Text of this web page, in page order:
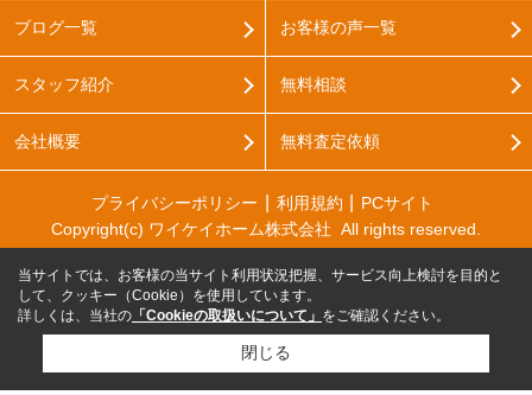
ブログ一覧
スタッフ紹介
会社概要
お客様の声一覧
無料相談
無料査定依頼
プライバシーポリシー 利用規約
PCサイト
Copyright(c) ワイケイホーム株式会社 All rights reserved.
当サイトでは、お客様の当サイト利用状況把握、サービス向上検討を目的と
して、クッキー（Cookie）を使用しています。
詳しくは、当社の 「Cookieの取扱いについて」 をご確認ください。
閉じる